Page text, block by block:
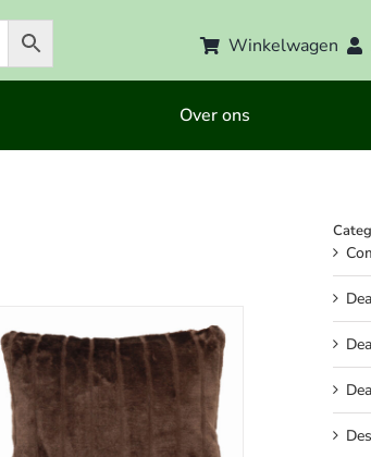
Winkelwagen
Over ons